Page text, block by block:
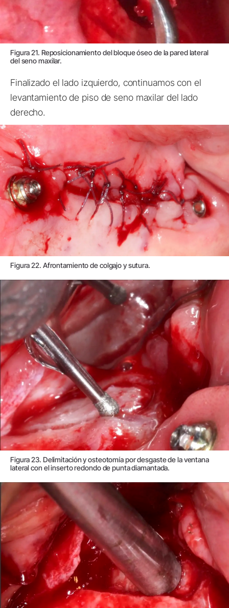
Figura 21. Reposicionamiento del bloque óseo de la pared lateral
del seno maxilar.
Finalizado el lado izquierdo, continuamos con el
levantamiento de piso de seno maxilar del lado
derecho.
Figura 22. Afrontamiento de colgajo y sutura.
Figura 23. Delimitación y osteotomía por desgaste de la ventana
lateral con el inserto redondo de punta diamantada.